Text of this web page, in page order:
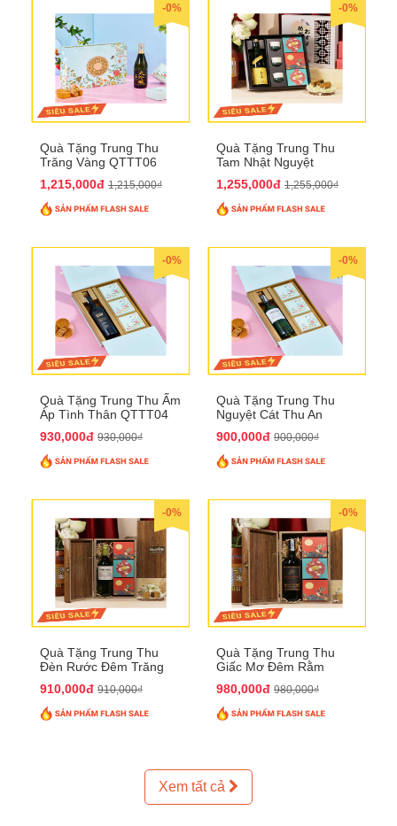
-0%
Quà Tặng Trung Thu
Trăng Vàng QTTT06
1,215,000đ 1,215,000₫
-0%
Quà Tặng Trung Thu
Tam Nhật Nguyệt
1,255,000đ 1,255,000₫
-0%
Quà Tặng Trung Thu Ấm
Áp Tình Thân QTTT04
930,000đ 930,000₫
-0%
Quà Tặng Trung Thu
Nguyệt Cát Thu An
900,000đ 900,000₫
-0%
Quà Tặng Trung Thu
Đèn Rước Đêm Trăng
910,000đ 910,000₫
-0%
Quà Tặng Trung Thu
Giấc Mơ Đêm Rằm
980,000đ 980,000₫
Xem tất cả